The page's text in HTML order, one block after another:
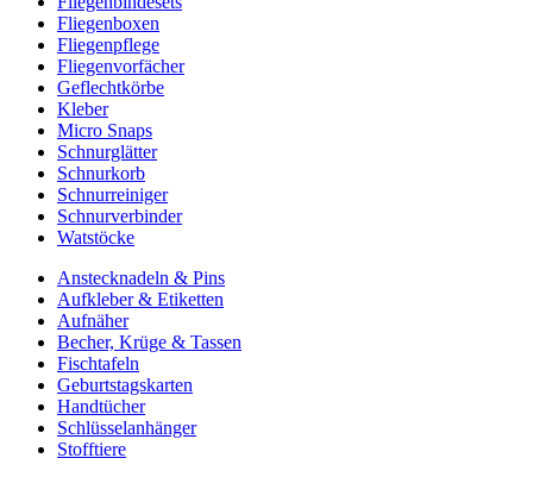
Fliegenboxen
Fliegenpflege
Fliegenvorfächer
Geflechtkörbe
Kleber
Micro Snaps
Schnurglätter
Schnurkorb
Schnurreiniger
Schnurverbinder
Watstöcke
Anstecknadeln & Pins
Aufkleber & Etiketten
Aufnäher
Becher, Krüge & Tassen
Fischtafeln
Geburtstagskarten
Handtücher
Schlüsselanhänger
Stofftiere